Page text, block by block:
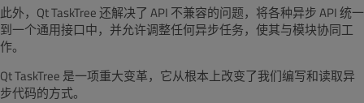
此外，Qt TaskTree 还解决了 API 不兼容的问题，将各种异步 API 统一
到一个通用接口中，并允许调整任何异步任务，使其与模块协同工
作。
Qt TaskTree 是一项重大变革，它从根本上改变了我们编写和读取异
步代码的方式。